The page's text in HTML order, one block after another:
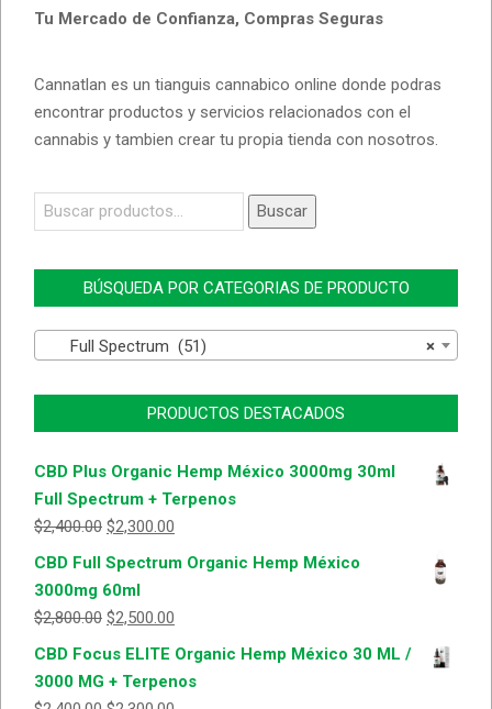
Tu Mercado de Confianza, Compras Seguras
Cannatlan es un tianguis cannabico online donde podras
encontrar productos y servicios relacionados con el
cannabis y tambien crear tu propia tienda con nosotros.
Buscar
por:
Buscar
BÚSQUEDA POR CATEGORIAS DE PRODUCTO
×
Full Spectrum (51)
PRODUCTOS DESTACADOS
CBD Plus Organic Hemp México 3000mg 30ml
Full Spectrum + Terpenos
$2,400.00 $2,300.00
CBD Full Spectrum Organic Hemp México
3000mg 60ml
$2,800.00 $2,500.00
CBD Focus ELITE Organic Hemp México 30 ML /
3000 MG + Terpenos